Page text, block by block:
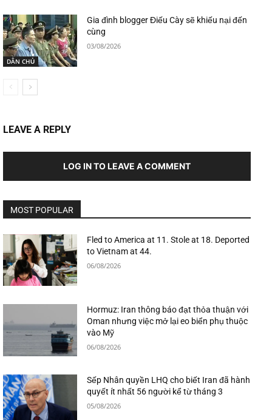
DÂN CHỦ
Gia đình blogger Điếu Cày sẽ khiếu nại đến
cùng
03/08/2026
LEAVE A REPLY
LOG IN TO LEAVE A COMMENT
MOST POPULAR
Fled to America at 11. Stole at 18. Deported
to Vietnam at 44.
06/08/2026
Hormuz: Iran thông báo đạt thỏa thuận với
Oman nhưng việc mở lại eo biển phụ thuộc
vào Mỹ
06/08/2026
Sếp Nhân quyền LHQ cho biết Iran đã hành
quyết ít nhất 56 người kể từ tháng 3
05/08/2026